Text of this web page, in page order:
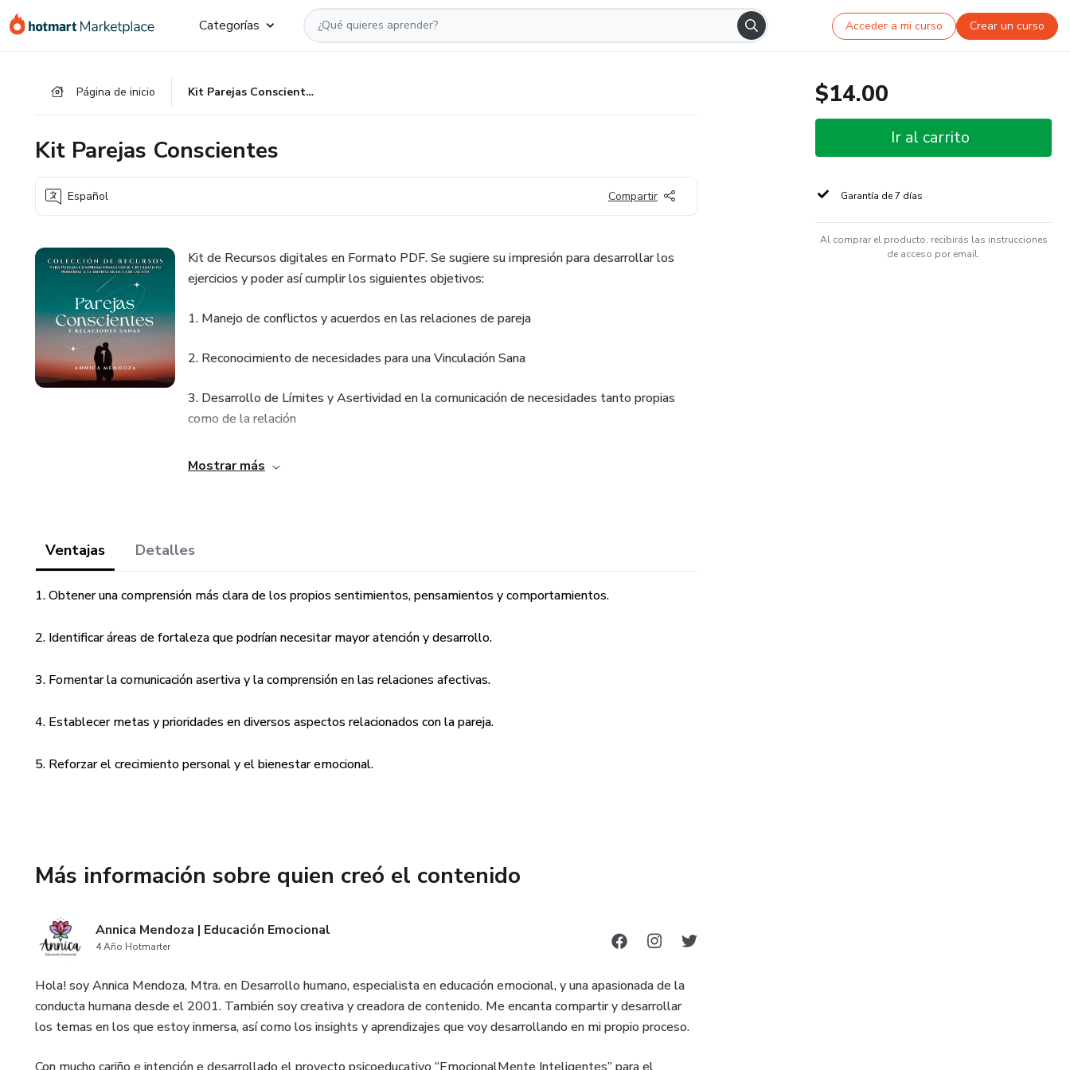
Categorías Acceder a mi curso Crear un curso
Página de inicio Kit Parejas Conscientes
Kit Parejas Conscientes
Español Compartir
Kit de Recursos digitales en Formato PDF. Se sugiere su impresión para desarrollar los
ejercicios y poder así cumplir los siguientes objetivos:
1. Manejo de conflictos y acuerdos en las relaciones de pareja
2. Reconocimiento de necesidades para una Vinculación Sana
3. Desarrollo de Límites y Asertividad en la comunicación de necesidades tanto propias
como de la relación
Dirigido a
comunicación y construir un proyecto de vida compartido con alguien más.
Nota: Los recursos están diseñados para trabajarse, independientemente de si
herramientas para comunicarte mejor, llegar a acuerdos y comprenderte a profundidad con
Si deseas construir una relación basada en el respeto y la empatía, estos recursos te
¿Qué incluye?
Mostrar más
Ventajas Detalles
1. Obtener una comprensión más clara de los propios sentimientos, pensamientos y comportamientos.
2. Identificar áreas de fortaleza que podrían necesitar mayor atención y desarrollo.
3. Fomentar la comunicación asertiva y la comprensión en las relaciones afectivas.
4. Establecer metas y prioridades en diversos aspectos relacionados con la pareja.
5. Reforzar el crecimiento personal y el bienestar emocional.
Más información sobre quien creó el contenido
Annica Mendoza | Educación Emocional
4 Año Hotmarter
Hola! soy Annica Mendoza, Mtra. en Desarrollo humano, especialista en educación emocional, y una apasionada de la
conducta humana desde el 2001. También soy creativa y creadora de contenido. Me encanta compartir y desarrollar
los temas en los que estoy inmersa, así como los insights y aprendizajes que voy desarrollando en mi propio proceso.
$14.00
Ir al carrito
Garantía de 7 días
Al comprar el producto, recibirás las instrucciones
de acceso por email.